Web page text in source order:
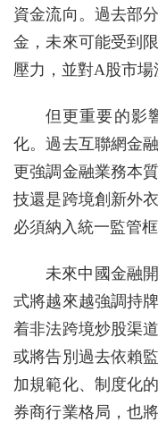
資金流向。過去部
金，未來可能受到
壓力，並對A股市場
但更重要的影
化。過去互聯網金
更強調金融業務本
技還是跨境創新外
必須納入統一監管框
未來中國金融
式將越來越強調持
着非法跨境炒股渠
或將告別過去依賴
加規範化、制度化
券商行業格局，也